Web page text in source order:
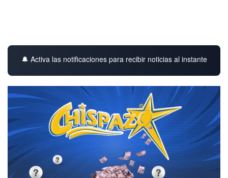
🔔 Activa las notificaciones para recibir noticias al instante